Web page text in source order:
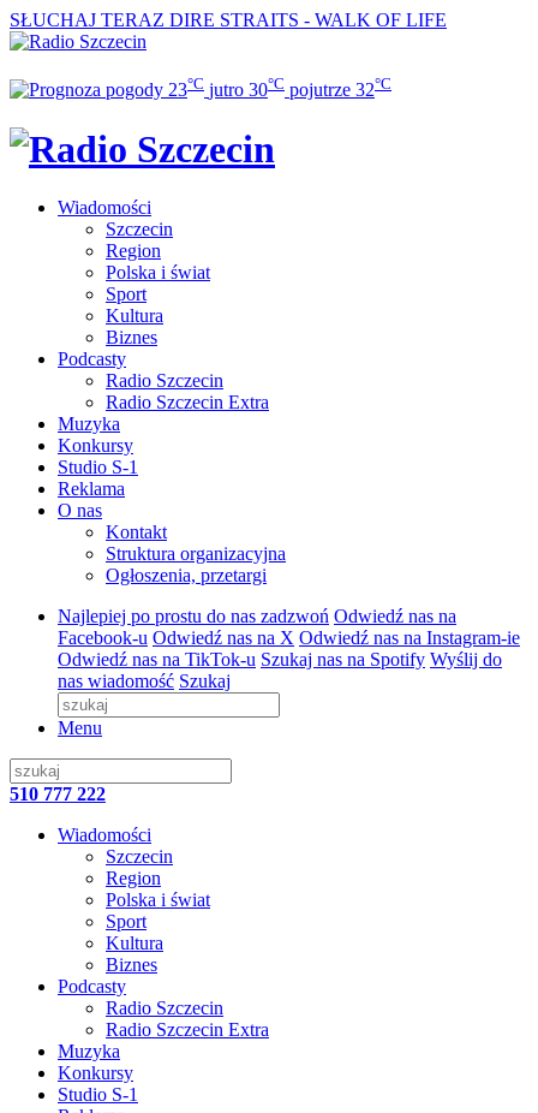
SŁUCHAJ TERAZ DIRE STRAITS - WALK OF LIFE
23°C jutro 30°C pojutrze 32°C
Wiadomości
Szczecin
Region
Polska i świat
Sport
Kultura
Biznes
Podcasty
Radio Szczecin
Radio Szczecin Extra
Muzyka
Konkursy
Studio S-1
Reklama
O nas
Kontakt
Struktura organizacyjna
Ogłoszenia, przetargi
Najlepiej po prostu do nas zadzwoń Odwiedź nas na
Facebook-u Odwiedź nas na X Odwiedź nas na Instagram-ie
Odwiedź nas na TikTok-u Szukaj nas na Spotify Wyślij do
nas wiadomość Szukaj
Menu
510 777 222
Wiadomości
Szczecin
Region
Polska i świat
Sport
Kultura
Biznes
Podcasty
Radio Szczecin
Radio Szczecin Extra
Muzyka
Konkursy
Studio S-1